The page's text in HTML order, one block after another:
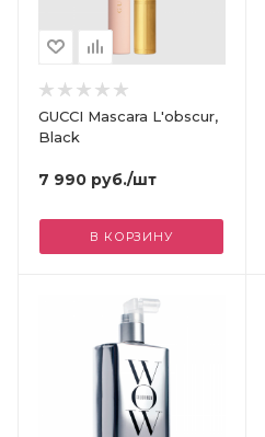
GUCCI Mascara L'obscur,
Black
7 990 руб./шт
В КОРЗИНУ